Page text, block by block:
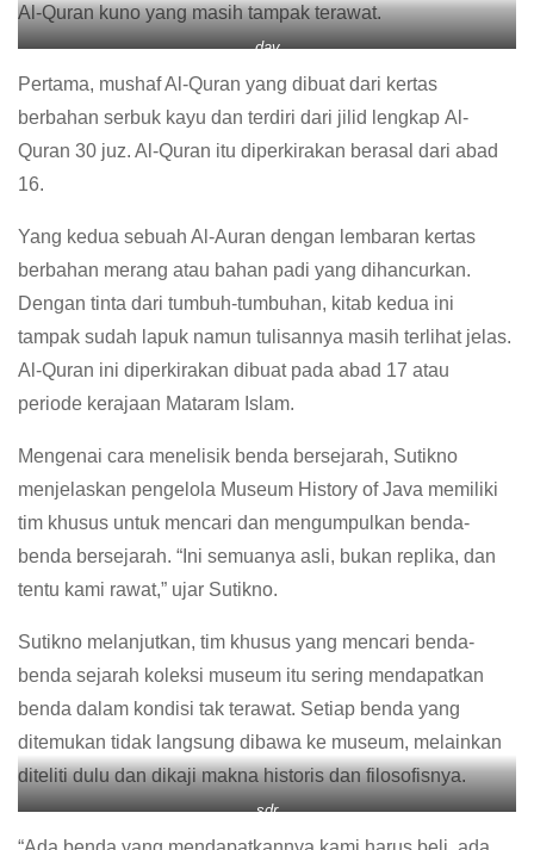
Al-Quran kuno yang masih tampak terawat.
dav
Pertama, mushaf Al-Quran yang dibuat dari kertas
berbahan serbuk kayu dan terdiri dari jilid lengkap Al-
Quran 30 juz. Al-Quran itu diperkirakan berasal dari abad
16.
Yang kedua sebuah Al-Auran dengan lembaran kertas
berbahan merang atau bahan padi yang dihancurkan.
Dengan tinta dari tumbuh-tumbuhan, kitab kedua ini
tampak sudah lapuk namun tulisannya masih terlihat jelas.
Al-Quran ini diperkirakan dibuat pada abad 17 atau
periode kerajaan Mataram Islam.
Mengenai cara menelisik benda bersejarah, Sutikno
menjelaskan pengelola Museum History of Java memiliki
tim khusus untuk mencari dan mengumpulkan benda-
benda bersejarah. “Ini semuanya asli, bukan replika, dan
tentu kami rawat,” ujar Sutikno.
Sutikno melanjutkan, tim khusus yang mencari benda-
benda sejarah koleksi museum itu sering mendapatkan
benda dalam kondisi tak terawat. Setiap benda yang
ditemukan tidak langsung dibawa ke museum, melainkan
diteliti dulu dan dikaji makna historis dan filosofisnya.
sdr